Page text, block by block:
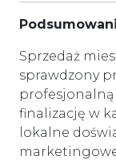
Sprzedaż
sprawdzony
profesjonalną
finalizację w
lokalne